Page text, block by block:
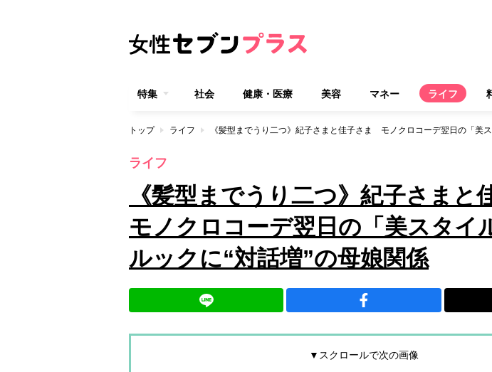
特集 社会 健康・医療 美容 マネー ライフ
トップ ライフ
ライフ
《髪型までうり二つ》紀子さま
モノクロコーデ翌日の「美スタイ
ルックに“対話増”の母娘関係
▼スクロールで次の画像